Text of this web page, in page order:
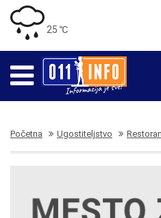
25 ℃
Početna Ugostiteljstvo